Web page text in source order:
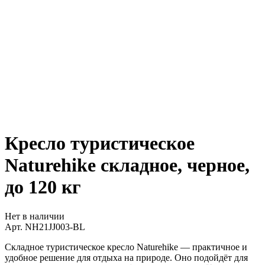
Кресло туристическое
Naturehike складное, черное,
до 120 кг
Нет в наличии
Арт. NH21JJ003-BL
Складное туристическое кресло Naturehike — практичное и
удобное решение для отдыха на природе. Оно подойдёт для